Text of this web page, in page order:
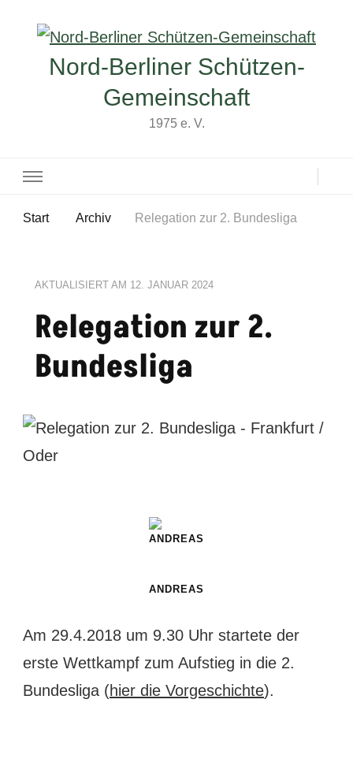
Nord-Berliner Schützen-
Gemeinschaft
1975 e. V.
Start Archiv Relegation zur 2. Bundesliga
AKTUALISIERT AM 12. JANUAR 2024
Relegation zur 2.
Bundesliga
ANDREAS
Am 29.4.2018 um 9.30 Uhr startete der
erste Wettkampf zum Aufstieg in die 2.
Bundesliga (hier die Vorgeschichte).